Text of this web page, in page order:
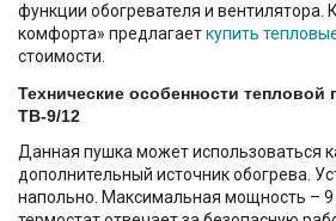
функции обогревателя и вентилятора.
комфорта» предлагаеткупить
стоимости.
Технические особенности тепловой
ТВ-9/12
Данная пушка может использоваться
дополнительный источник обогрева.
напольно. Максимальная мощность – 9